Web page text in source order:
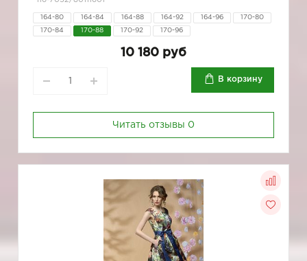
164-80 164-84 164-88 164-92 164-96 170-80
170-84 170-88 170-92 170-96
10 180 руб
В корзину
Читать отзывы 0